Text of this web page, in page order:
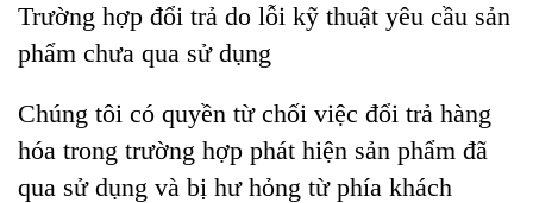
Trường hợp đổi trả do lỗi kỹ thuật yêu cầu sản
phẩm chưa qua sử dụng
Chúng tôi có quyền từ chối việc đổi trả hàng
hóa trong trường hợp phát hiện sản phẩm đã
qua sử dụng và bị hư hỏng từ phía khách